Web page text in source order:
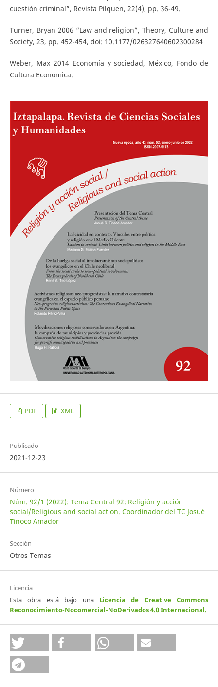
cuestión criminal”, Revista Pilquen, 22(4), pp. 36-49.
Turner, Bryan 2006 “Law and religion”, Theory, Culture and
Society, 23, pp. 452-454, doi: 10.1177/026327640602300284
Weber, Max 2014 Economía y sociedad, México, Fondo de
Cultura Económica.
PDF XML
Publicado
2021-12-23
Número
Núm. 92/1 (2022): Tema Central 92: Religión y acción
social/Religious and social action. Coordinador del TC Josué
Tinoco Amador
Sección
Otros Temas
Licencia
Esta obra está bajo una Licencia de Creative Commons
Reconocimiento-Nocomercial-NoDerivados 4.0 Internacional.